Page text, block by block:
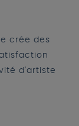
crée des
d'artiste